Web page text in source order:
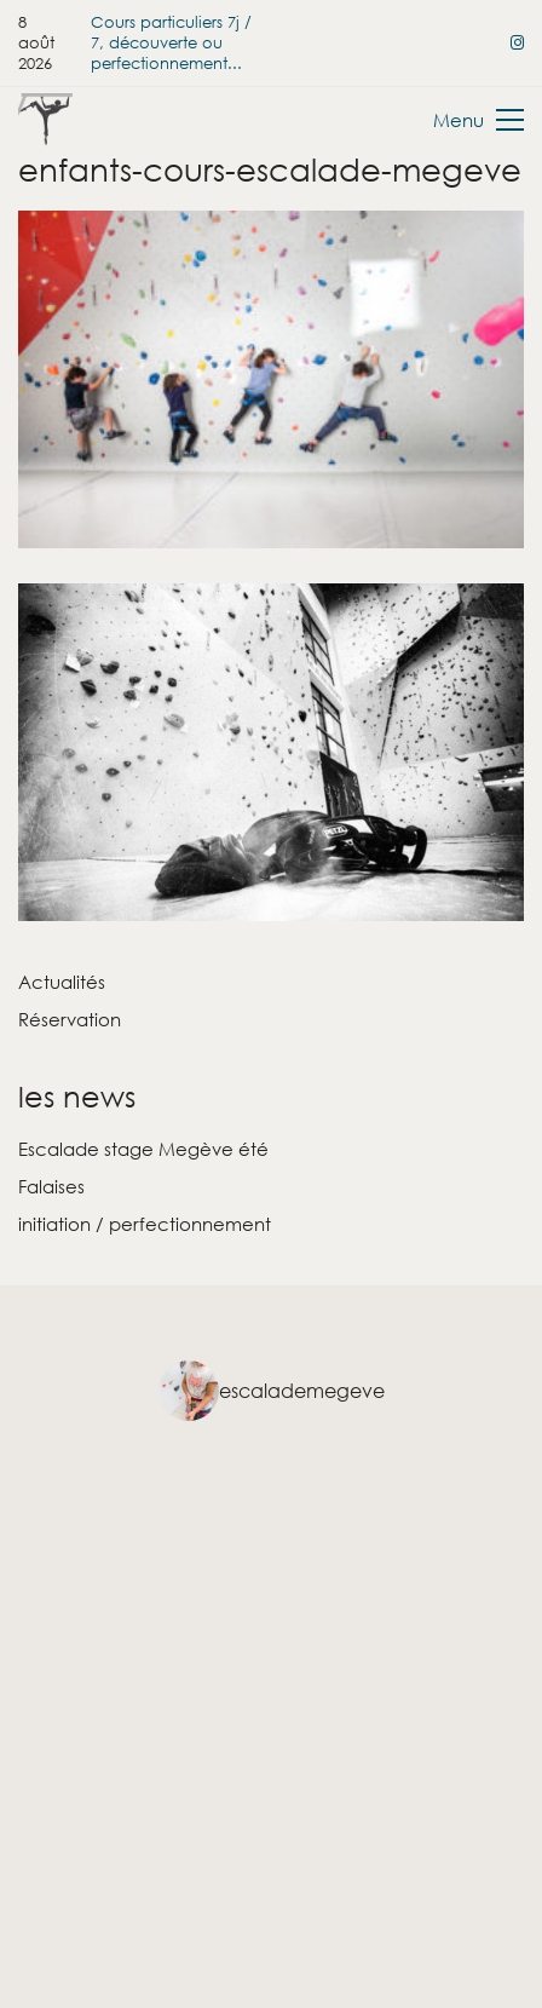
8
août
2026
Cours particuliers 7j /
7, découverte ou
perfectionnement...
Menu
enfants-cours-escalade-megeve
Actualités
Réservation
les news
Escalade stage Megève été
Falaises
initiation / perfectionnement
escalademegeve